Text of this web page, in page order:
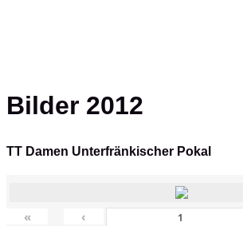
Bilder 2012
TT Damen Unterfränkischer Pokal
« ‹